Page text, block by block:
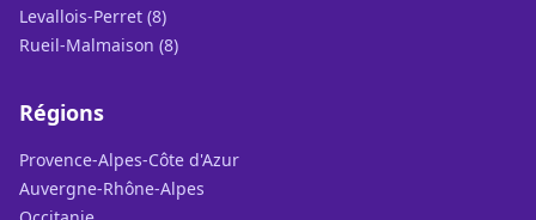
Levallois-Perret (8)
Rueil-Malmaison (8)
Régions
Provence-Alpes-Côte d'Azur
Auvergne-Rhône-Alpes